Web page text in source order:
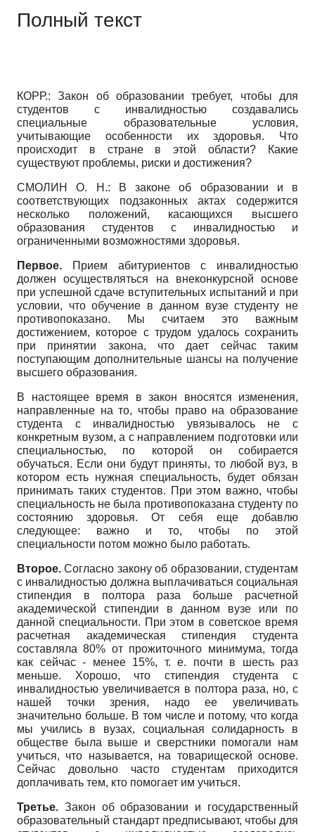
Полный текст
КОРР.: Закон об образовании требует, чтобы для
студентов с инвалидностью создавались
специальные образовательные условия,
учитывающие особенности их здоровья. Что
происходит в стране в этой области? Какие
существуют проблемы, риски и достижения?
СМОЛИН О. Н.: В законе об образовании и в
соответствующих подзаконных актах содержится
несколько положений, касающихся высшего
образования студентов с инвалидностью и
ограниченными возможностями здоровья.
Первое. Прием абитуриентов с инвалидностью
должен осуществляться на внеконкурсной основе
при успешной сдаче вступительных испытаний и при
условии, что обучение в данном вузе студенту не
противопоказано. Мы считаем это важным
достижением, которое с трудом удалось сохранить
при принятии закона, что дает сейчас таким
поступающим дополнительные шансы на получение
высшего образования.
В настоящее время в закон вносятся изменения,
направленные на то, чтобы право на образование
студента с инвалидностью увязывалось не с
конкретным вузом, а с направлением подготовки или
специальностью, по которой он собирается
обучаться. Если они будут приняты, то любой вуз, в
котором есть нужная специальность, будет обязан
принимать таких студентов. При этом важно, чтобы
специальность не была противопоказана студенту по
состоянию здоровья. От себя еще добавлю
следующее: важно и то, чтобы по этой
специальности потом можно было работать.
Второе. Согласно закону об образовании, студентам
с инвалидностью должна выплачиваться социальная
стипендия в полтора раза больше расчетной
академической стипендии в данном вузе или по
данной специальности. При этом в советское время
расчетная академическая стипендия студента
составляла 80% от прожиточного минимума, тогда
как сейчас - менее 15%, т. е. почти в шесть раз
меньше. Хорошо, что стипендия студента с
инвалидностью увеличивается в полтора раза, но, с
нашей точки зрения, надо ее увеличивать
значительно больше. В том числе и потому, что когда
мы учились в вузах, социальная солидарность в
обществе была выше и сверстники помогали нам
учиться, что называется, на товарищеской основе.
Сейчас довольно часто студентам приходится
доплачивать тем, кто помогает им учиться.
Третье. Закон об образовании и государственный
образовательный стандарт предписывают, чтобы для